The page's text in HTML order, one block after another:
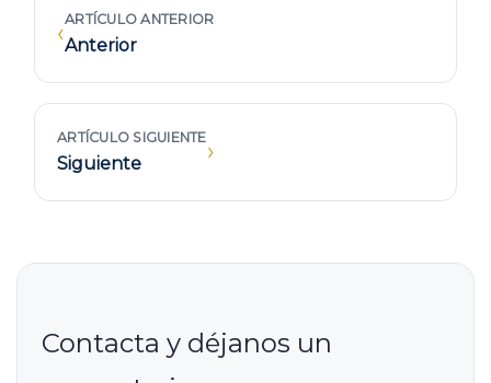
‹ARTÍCULO ANTERIOR
Anterior
ARTÍCULO SIGUIENTE
Siguiente ›